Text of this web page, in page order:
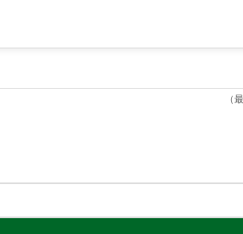
（